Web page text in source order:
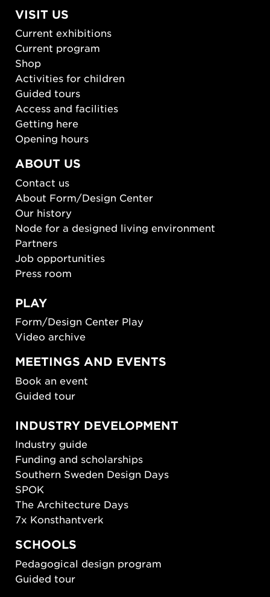
VISIT US
Current exhibitions
Current program
Shop
Activities for children
Guided tours
Access and facilities
Getting here
Opening hours
ABOUT US
Contact us
About Form/Design Center
Our history
Node for a designed living environment
Partners
Job opportunities
Press room
PLAY
Form/Design Center Play
Video archive
MEETINGS AND EVENTS
Book an event
Guided tour
INDUSTRY DEVELOPMENT
Industry guide
Funding and scholarships
Southern Sweden Design Days
SPOK
The Architecture Days
7x Konsthantverk
SCHOOLS
Pedagogical design program
Guided tour